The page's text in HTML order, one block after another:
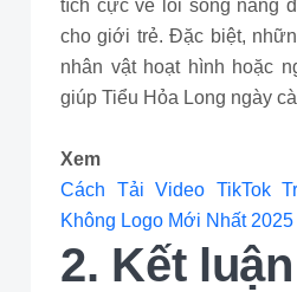
tích cực về lối sống năng
cho giới trẻ. Đặc biệt,
nhân vật hoạt hình hoặc
giúp Tiểu Hỏa Long ngày
Xem
Cách Tải Video TikTok
Không Logo Mới Nhất 2025
2. Kết luận